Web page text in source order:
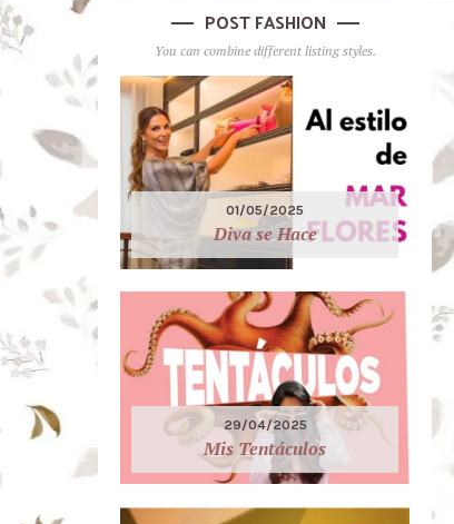
POST FASHION
You can combine different listing styles.
01/05/2025
Diva se Hace
29/04/2025
Mis Tentáculos